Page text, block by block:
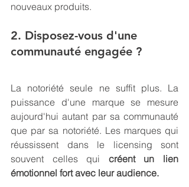
nouveaux produits.
2. Disposez-vous d'une
communauté engagée ?
La notoriété seule ne suffit plus. La
puissance d'une marque se mesure
aujourd'hui autant par sa communauté
que par sa notoriété. Les marques qui
réussissent dans le licensing sont
souvent celles qui créent un lien
émotionnel fort avec leur audience.